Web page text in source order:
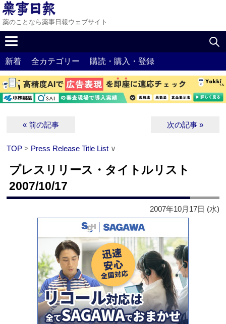
薬のことなら薬事日報ウェブサイト
新着 全カテゴリー 購読・購入・登録
« 前の記事 次の記事 »
TOP > Press Release Title List ∨
プレスリリース・タイトルリスト
2007/10/17
2007年10月17日 (水)